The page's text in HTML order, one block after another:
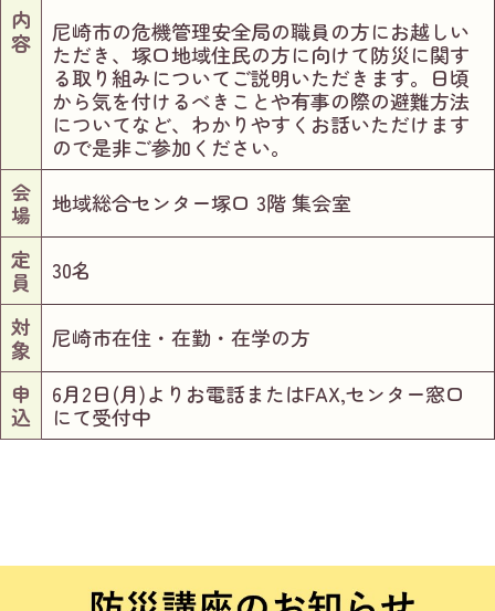
内
容
尼崎市の危機管理安全局の職員の方にお越しい
ただき、塚口地域住民の方に向けて防災に関す
る取り組みについてご説明いただきます。日頃
から気を付けるべきことや有事の際の避難方法
についてなど、わかりやすくお話いただけます
ので是非ご参加ください。
会
場
地域総合センター塚口 3階 集会室
定
員
30名
対
象
尼崎市在住・在勤・在学の方
申
込
6月2日(月)よりお電話またはFAX,センター窓口
にて受付中